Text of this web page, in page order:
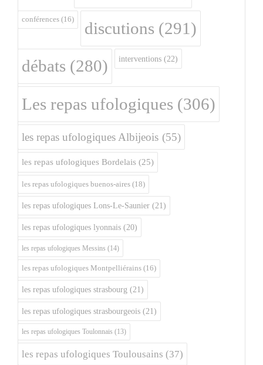
conférences (16) discutions (291)
débats (280) interventions (22)
Les repas ufologiques (306)
les repas ufologiques Albijeois (55)
les repas ufologiques Bordelais (25)
les repas ufologiques buenos-aires (18)
les repas ufologiques Lons-Le-Saunier (21)
les repas ufologiques lyonnais (20)
les repas ufologiques Messins (14)
les repas ufologiques Montpelliérains (16)
les repas ufologiques strasbourg (21)
les repas ufologiques strasbourgeois (21)
les repas ufologiques Toulonnais (13)
les repas ufologiques Toulousains (37)